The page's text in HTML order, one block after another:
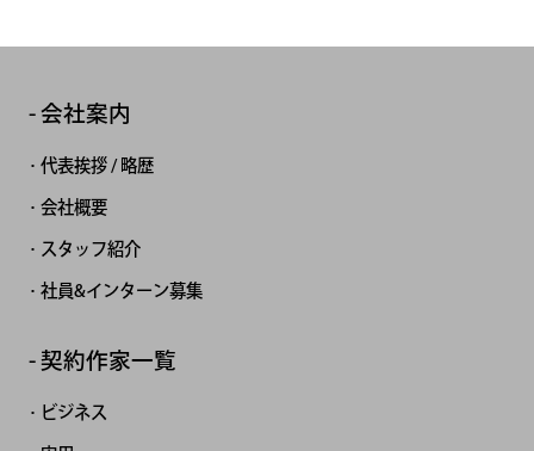
会社案内
代表挨拶 / 略歴
会社概要
スタッフ紹介
社員&インターン募集
契約作家一覧
ビジネス